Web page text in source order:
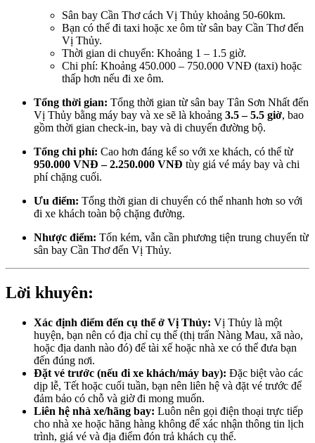
Sân bay Cần Thơ cách Vị Thủy khoảng 50-60km.
Bạn có thể đi taxi hoặc xe ôm từ sân bay Cần Thơ đến
Vị Thủy.
Thời gian di chuyển: Khoảng 1 – 1.5 giờ.
Chi phí: Khoảng 450.000 – 750.000 VNĐ (taxi) hoặc
thấp hơn nếu đi xe ôm.
Tổng thời gian: Tổng thời gian từ sân bay Tân Sơn Nhất đến
Vị Thủy bằng máy bay và xe sẽ là khoảng 3.5 – 5.5 giờ, bao
gồm thời gian check-in, bay và di chuyển đường bộ.
Tổng chi phí: Cao hơn đáng kể so với xe khách, có thể từ
950.000 VNĐ – 2.250.000 VNĐ tùy giá vé máy bay và chi
phí chặng cuối.
Ưu điểm: Tổng thời gian di chuyển có thể nhanh hơn so với
đi xe khách toàn bộ chặng đường.
Nhược điểm: Tốn kém, vẫn cần phương tiện trung chuyển từ
sân bay Cần Thơ đến Vị Thủy.
Lời khuyên:
Xác định điểm đến cụ thể ở Vị Thủy: Vị Thủy là một
huyện, bạn nên có địa chỉ cụ thể (thị trấn Nàng Mau, xã nào,
hoặc địa danh nào đó) để tài xế hoặc nhà xe có thể đưa bạn
đến đúng nơi.
Đặt vé trước (nếu đi xe khách/máy bay): Đặc biệt vào các
dịp lễ, Tết hoặc cuối tuần, bạn nên liên hệ và đặt vé trước để
đảm bảo có chỗ và giờ đi mong muốn.
Liên hệ nhà xe/hãng bay: Luôn nên gọi điện thoại trực tiếp
cho nhà xe hoặc hãng hàng không để xác nhận thông tin lịch
trình, giá vé và địa điểm đón trả khách cụ thể.